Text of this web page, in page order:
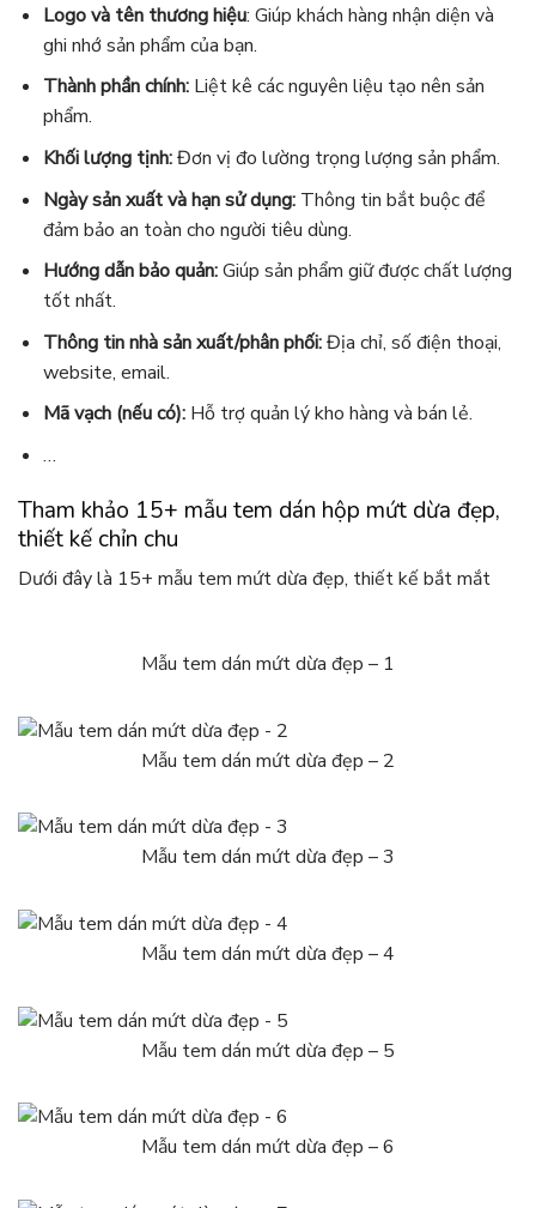
Logo và tên thương hiệu: Giúp khách hàng nhận diện và
ghi nhớ sản phẩm của bạn.
Thành phần chính: Liệt kê các nguyên liệu tạo nên sản
phẩm.
Khối lượng tịnh:Đơn vị đo lường trọng lượng sản phẩm.
Ngày sản xuất và hạn sử dụng: Thông tin bắt buộc để
đảm bảo an toàn cho người tiêu dùng.
Hướng dẫn bảo quản:Giúp sản phẩm giữ được chất lượng
tốt nhất.
Thông tin nhà sản xuất/phân phối:Địa chỉ, số điện thoại,
website, email.
Mã vạch (nếu có):Hỗ trợ quản lý kho hàng và bán lẻ.
…
Tham khảo 15+ mẫu tem dán hộp mứt dừa đẹp,
thiết kế chỉn chu
Dưới đây là 15+ mẫu tem mứt dừa đẹp, thiết kế bắt mắt
Mẫu tem dán mứt dừa đẹp – 1
Mẫu tem dán mứt dừa đẹp – 2
Mẫu tem dán mứt dừa đẹp – 3
Mẫu tem dán mứt dừa đẹp – 4
Mẫu tem dán mứt dừa đẹp – 5
Mẫu tem dán mứt dừa đẹp – 6